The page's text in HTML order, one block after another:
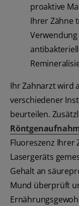
proaktive
Ihrer Zähne
Ihr Zahnarzt wird
verschiedener
beurteilen.
Fluoreszenz Ihrer
Lasergeräts
Gehalt an
Mund überprüft